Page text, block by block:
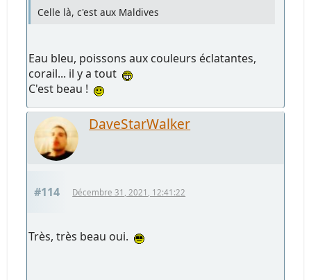
Celle là, c'est aux Maldives
Eau bleu, poissons aux couleurs éclatantes,
corail... il y a tout
C'est beau !
DaveStarWalker
#114 Décembre 31, 2021, 12:41:22
Très, très beau oui.